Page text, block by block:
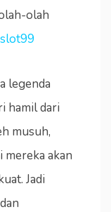
olah
slot99
legenda
hamil dari
musuh,
mereka akan
Jadi